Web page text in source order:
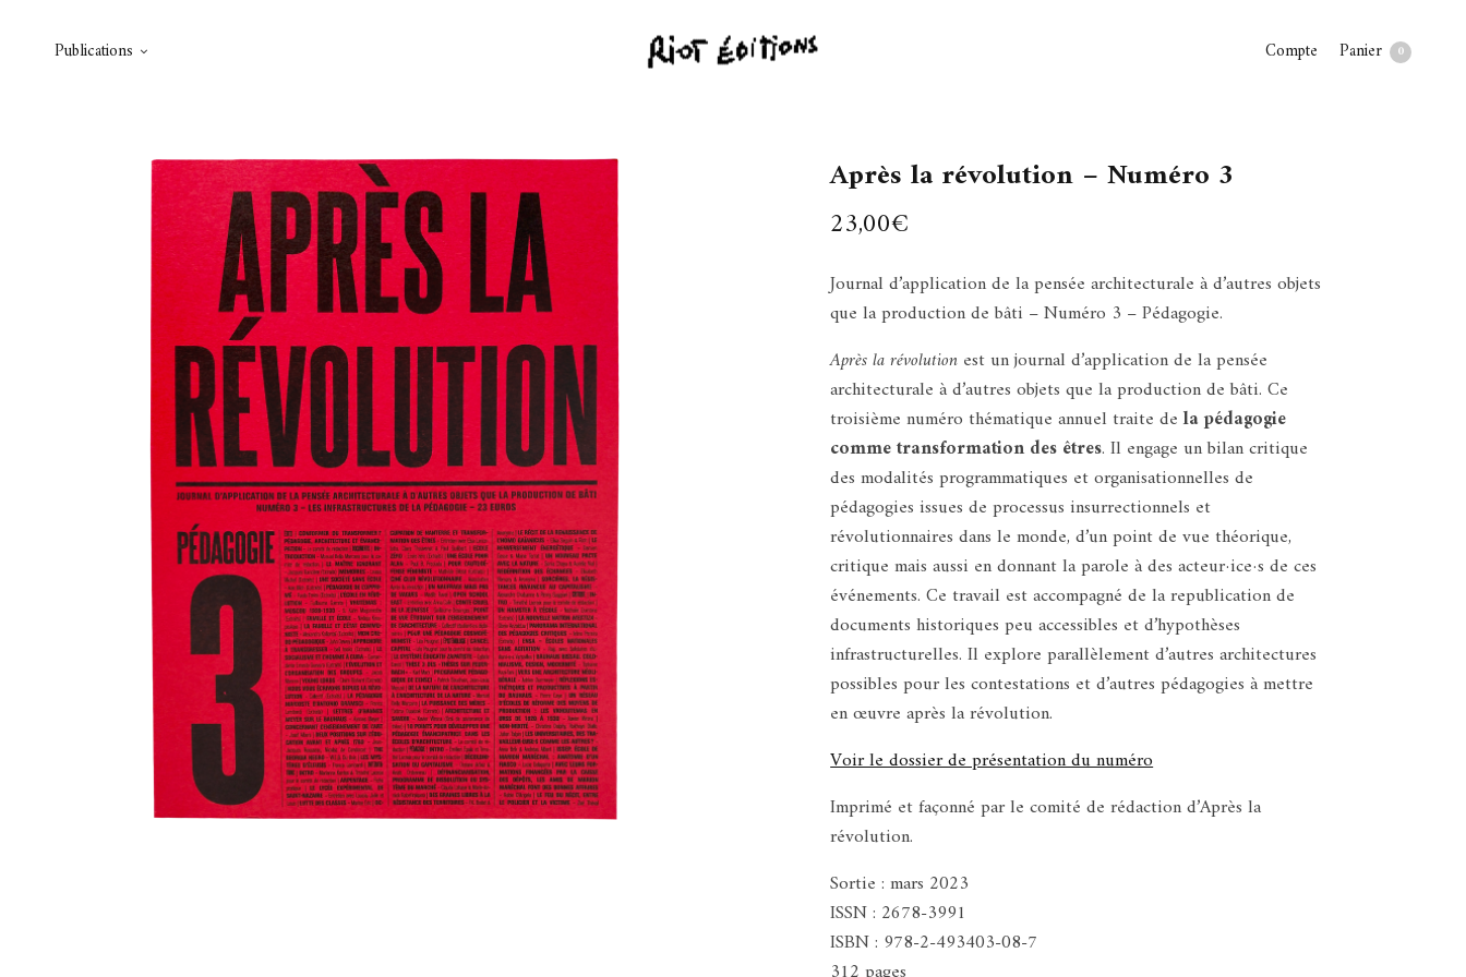
Publications Compte Panier 0
Après la révolution – Numéro 3
23,00€
Journal d’application de la pensée architecturale à d’autres objets
que la production de bâti – Numéro 3 – Pédagogie.
Après la révolution est un journal d’application de la pensée
architecturale à d’autres objets que la production de bâti. Ce
troisième numéro thématique annuel traite dela pédagogie
comme transformation des êtres. Il engage un bilan critique
des modalités programmatiques et organisationnelles de
pédagogies issues de processus insurrectionnels et
révolutionnaires dans le monde, d’un point de vue théorique,
critique mais aussi en donnant la parole à des acteur·ice·s de ces
événements. Ce travail est accompagné de la republication de
documents historiques peu accessibles et d’hypothèses
infrastructurelles. Il explore parallèlement d’autres architectures
possibles pour les contestations et d’autres pédagogies à mettre
en œuvre après la révolution.
Voir le dossier de présentation du numéro
Imprimé et façonné par le comité de rédaction d’Après la
révolution.
Sortie : mars 2023
ISSN : 2678-3991
ISBN : 978-2-493403-08-7